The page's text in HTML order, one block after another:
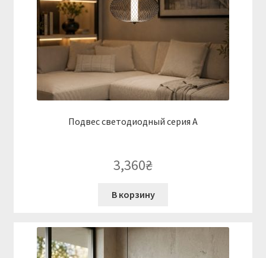
Подвес светодиодный серия A
3,360₴
В корзину